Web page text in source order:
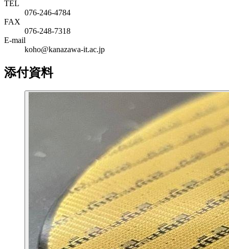
TEL
076-246-4784
FAX
076-248-7318
E-mail
koho@kanazawa-it.ac.jp
添付資料